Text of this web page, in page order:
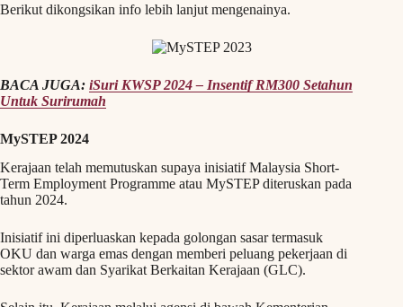
Berikut dikongsikan info lebih lanjut mengenainya.
BACA JUGA: iSuri KWSP 2024 – Insentif RM300 Setahun
Untuk Surirumah
MySTEP 2024
Kerajaan telah memutuskan supaya inisiatif Malaysia Short-
Term Employment Programme atau MySTEP diteruskan pada
tahun 2024.
Inisiatif ini diperluaskan kepada golongan sasar termasuk
OKU dan warga emas dengan memberi peluang pekerjaan di
sektor awam dan Syarikat Berkaitan Kerajaan (GLC).